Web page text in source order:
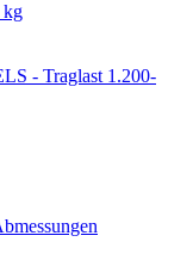
kg
- Traglast 1.200-